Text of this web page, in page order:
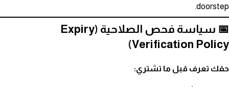
doorstep.
📅 سياسة فحص الصلاحية (Expiry
Verification Policy)
حقك تعرف قبل ما تشتري: